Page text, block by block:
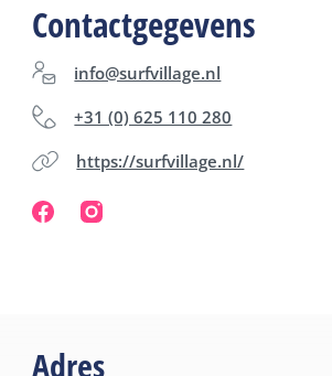
Contactgegevens
info@surfvillage.nl
+31 (0) 625 110 280
https://surfvillage.nl/
Adres